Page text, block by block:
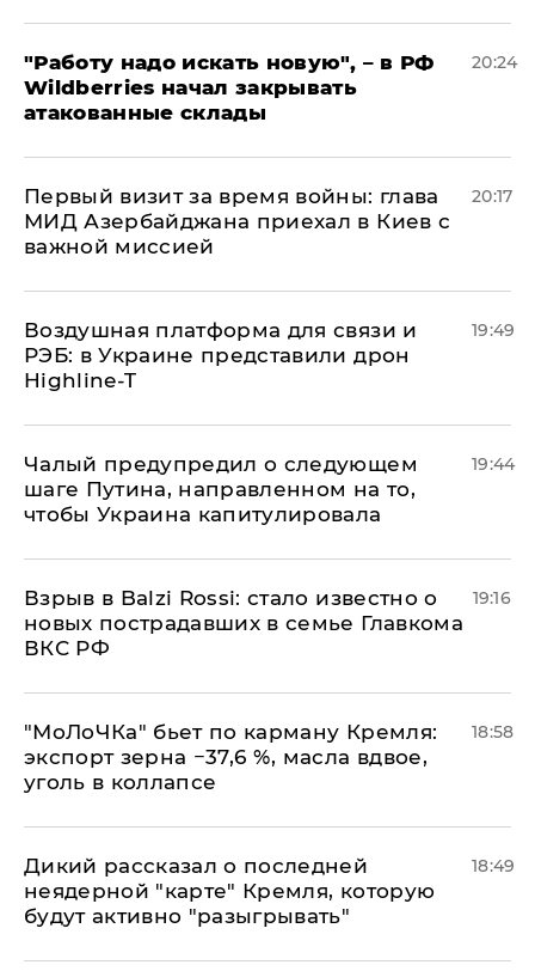
"Работу надо искать новую", – в РФ
Wildberries начал закрывать
атакованные склады
20:24
Первый визит за время войны: глава
МИД Азербайджана приехал в Киев с
важной миссией
20:17
Воздушная платформа для связи и
РЭБ: в Украине представили дрон
Highline-T
19:49
Чалый предупредил о следующем
шаге Путина, направленном на то,
чтобы Украина капитулировала
19:44
Взрыв в Balzi Rossi: стало известно о
новых пострадавших в семье Главкома
ВКС РФ
19:16
​"МоЛоЧКа" бьет по карману Кремля:
экспорт зерна −37,6 %, масла вдвое,
уголь в коллапсе
18:58
Дикий рассказал о последней
неядерной "карте" Кремля, которую
будут активно "разыгрывать"
18:49